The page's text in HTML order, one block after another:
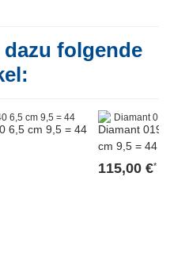
folgende
6,5 cm 9,5 = 44
Diamant
cm 9,5 = 44
115,00 €*